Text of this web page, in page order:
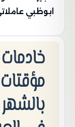
ابوظبي